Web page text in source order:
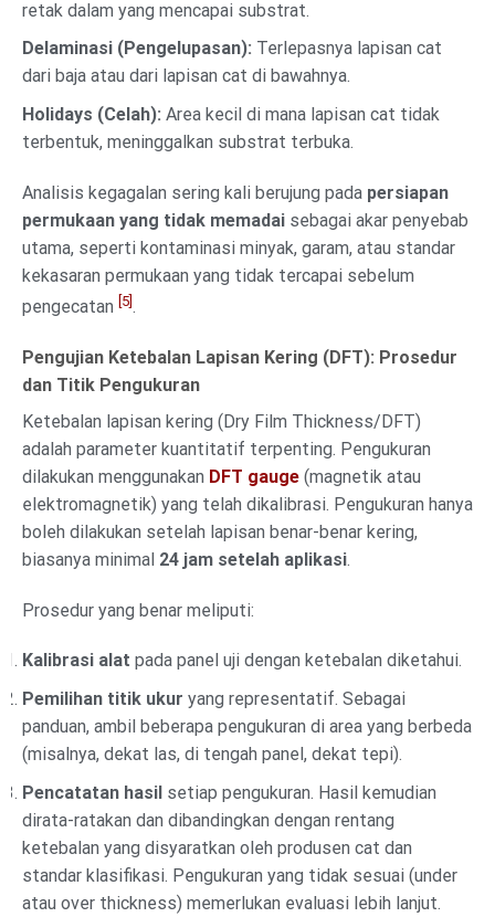
retak dalam yang mencapai substrat.
Delaminasi (Pengelupasan): Terlepasnya lapisan cat
dari baja atau dari lapisan cat di bawahnya.
Holidays (Celah): Area kecil di mana lapisan cat tidak
terbentuk, meninggalkan substrat terbuka.
Analisis kegagalan sering kali berujung pada persiapan
permukaan yang tidak memadai sebagai akar penyebab
utama, seperti kontaminasi minyak, garam, atau standar
kekasaran permukaan yang tidak tercapai sebelum
pengecatan [5].
Pengujian Ketebalan Lapisan Kering (DFT): Prosedur
dan Titik Pengukuran
Ketebalan lapisan kering (Dry Film Thickness/DFT)
adalah parameter kuantitatif terpenting. Pengukuran
dilakukan menggunakan DFT gauge (magnetik atau
elektromagnetik) yang telah dikalibrasi. Pengukuran hanya
boleh dilakukan setelah lapisan benar-benar kering,
biasanya minimal 24 jam setelah aplikasi.
Prosedur yang benar meliputi:
Kalibrasi alat pada panel uji dengan ketebalan diketahui.
Pemilihan titik ukur yang representatif. Sebagai
panduan, ambil beberapa pengukuran di area yang berbeda
(misalnya, dekat las, di tengah panel, dekat tepi).
Pencatatan hasil setiap pengukuran. Hasil kemudian
dirata-ratakan dan dibandingkan dengan rentang
ketebalan yang disyaratkan oleh produsen cat dan
standar klasifikasi. Pengukuran yang tidak sesuai (under
atau over thickness) memerlukan evaluasi lebih lanjut.